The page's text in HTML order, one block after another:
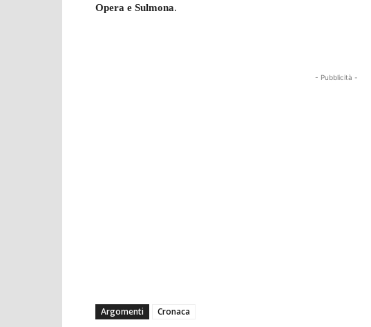
Opera e Sulmona.
- Pubblicità -
Argomenti Cronaca